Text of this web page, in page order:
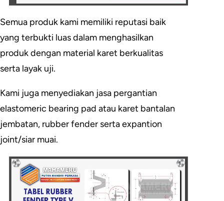
Semua produk kami memiliki reputasi baik
yang terbukti luas dalam menghasilkan
produk dengan material karet berkualitas
serta layak uji.
Kami juga menyediakan jasa pergantian
elastomeric bearing pad atau karet bantalan
jembatan, rubber fender serta expantion
joint/siar muai.